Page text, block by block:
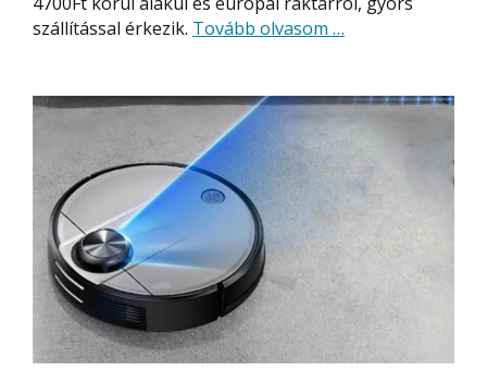
szállítással érkezik. Tovább olvasom about
porszívó,
kifejezetten
autó
takarításra
szánva,
szép
dizájnnal,
áron
…